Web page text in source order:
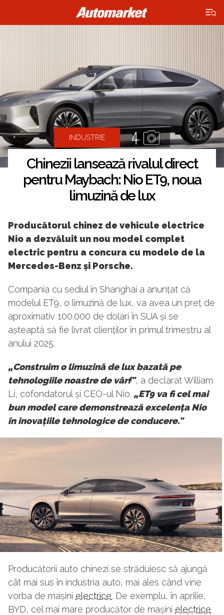
×
INDUSTRIE 4
Chinezii lansează rivalul direct
pentru Maybach: Nio ET9, noua
limuzină de lux
Producătorul chinez de vehicule electrice
Nio a dezvăluit un nou model complet
electric pentru a concura cu modele de la
Mercedes-Benz și Porsche.
Compania cu sediul în Shanghai a anunțat că
modelul ET9, o limuzină de lux, va avea un preț de
aproximativ 100.000 de dolari în SUA și se
așteaptă să fie livrat clienților în primul trimestru al
anului 2025.
„Construim o limuzină de lux bazată pe
tehnologiile noastre de vârf", a declarat William
Li, cofondatorul și CEO-ul Nio. „ET9 va fi cel mai
bun model care demonstrează excelența Nio
în inovațiile tehnologice de conducere."
Producătorii auto chinezi se străduiesc să ajungă
cât mai sus în industria auto, mai ales când vine
vorba de mașini electrice. De exemplu, în aprilie,
BYD, cel mai mare producător de mașini electrice